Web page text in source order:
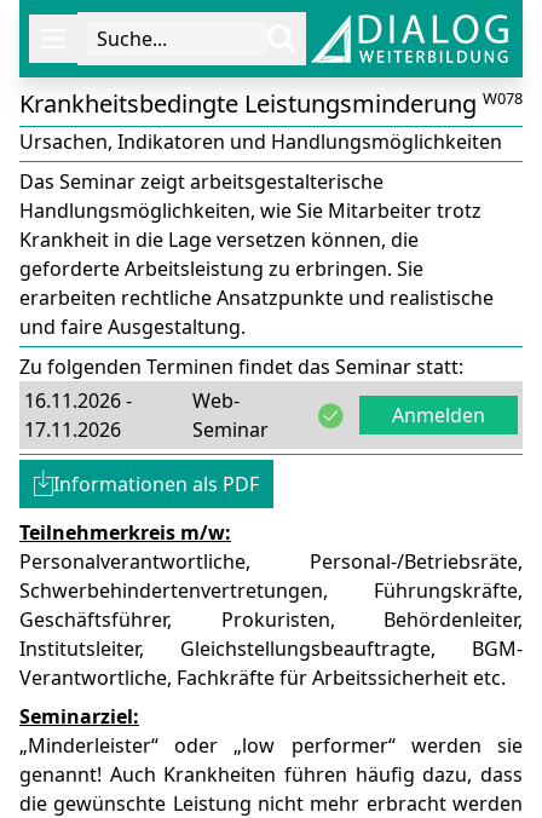
Öffne Navigation
Suche...
Krankheitsbedingte Leistungsminderung W078
Ursachen, Indikatoren und Handlungsmöglichkeiten
Das Seminar zeigt arbeitsgestalterische
Handlungsmöglichkeiten, wie Sie Mitarbeiter trotz
Krankheit in die Lage versetzen können, die
geforderte Arbeitsleistung zu erbringen. Sie
erarbeiten rechtliche Ansatzpunkte und realistische
und faire Ausgestaltung.
Zu folgenden Terminen findet das Seminar statt:
16.11.2026 -
17.11.2026
Web-
Seminar
Anmelden
Informationen als PDF
Teilnehmerkreis m/w:
Personalverantwortliche, Personal-/Betriebsräte,
Schwerbehindertenvertretungen, Führungskräfte,
Geschäftsführer, Prokuristen, Behördenleiter,
Institutsleiter, Gleichstellungsbeauftragte, BGM-
Verantwortliche, Fachkräfte für Arbeitssicherheit etc.
Seminarziel:
„Minderleister“ oder „low performer“ werden sie
genannt! Auch Krankheiten führen häufig dazu, dass
die gewünschte Leistung nicht mehr erbracht werden